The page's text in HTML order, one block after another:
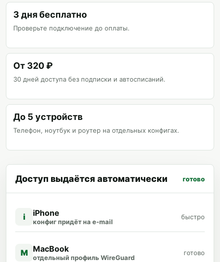
3 дня бесплатно
Проверьте подключение до оплаты.
От 320 ₽
30 дней доступа без подписки и автосписаний.
До 5 устройств
Телефон, ноутбук и роутер на отдельных конфигах.
Доступ выдаётся автоматически готово
i iPhone
конфиг придёт на e-mail
быстро
M MacBook
отдельный профиль WireGuard
готово